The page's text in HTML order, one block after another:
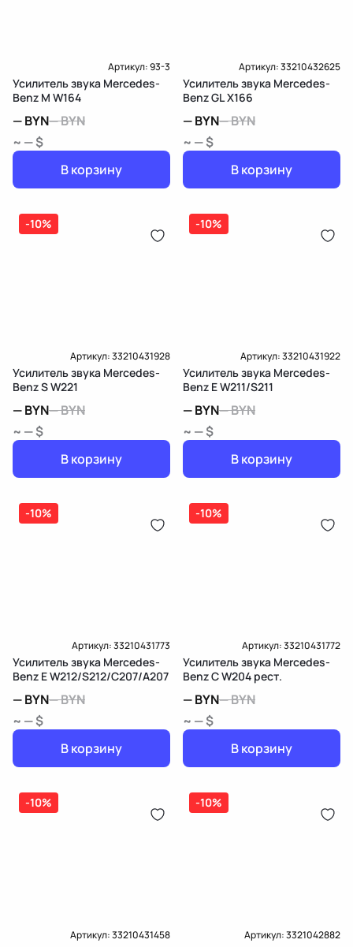
Артикул:93-3
Усилитель звука Mercedes-
Benz M W164
—BYN—BYN
~ — $
В корзину
Артикул:33210432625
Усилитель звука Mercedes-
Benz GL X166
—BYN—BYN
~ — $
В корзину
-10%
Артикул:33210431928
Усилитель звука Mercedes-
Benz S W221
—BYN—BYN
~ — $
В корзину
-10%
Артикул:33210431922
Усилитель звука Mercedes-
Benz E W211/S211
—BYN—BYN
~ — $
В корзину
-10%
Артикул:33210431773
Усилитель звука Mercedes-
Benz E W212/S212/C207/A207
—BYN—BYN
~ — $
В корзину
-10%
Артикул:33210431772
Усилитель звука Mercedes-
Benz C W204 рест.
—BYN—BYN
~ — $
В корзину
-10%
Артикул:33210431458
-10%
Артикул:3321042882